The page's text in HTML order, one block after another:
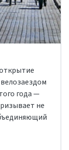
года —
не